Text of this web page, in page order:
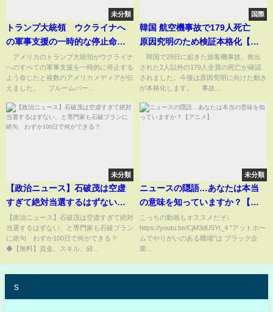
未分類
トランプ大統領 ウクライナへ
の軍事支援の一時的な停止命じ
る 米報道(2025年3月4日)
アメリカのトランプ大統領がウクライナ
へのすべての軍事支援を一時的に停止する
よう命じたと複数のアメリカメディアが伝
えました。 ブルームバー...
国際
韓国 航空機事故で179人死亡
原因究明のため検証本格化【ス
ーパーJチャンネル】(2024年12
月30日)
韓国で29日に起きた旅客機事故。救出
された2人以外の179人全員の死亡が確認
されました。今後は原因究明に向けた動き
が本格化します。 事故...
未分類
【政治ニュース】石破茂は空虚
すぎて絶対当選するはずない、
と専門家も石破プランに絶句
わずか100日で何ができる？
【政治ニュース】石破茂は空虚すぎて絶対
当選するはずない、と専門家も石破プラン
に絶句 わずか100日で何ができる？
◆【無料】資金、スキル、経...
未分類
ニュースの隠語…あなたは本当
の意味を知っていますか？【ア
ニメ】
こっちの動画もオススメだぞ↓
https://youtu.be/CjM3dU5Yt_4 "アットホー
ムでやりがいのある職場"は ブラック企
業...
s